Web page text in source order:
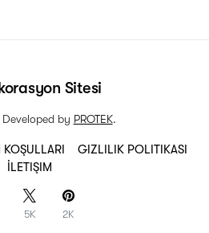
GIZLILIK POLITIKASI
İLETIŞIM
5K 2K
Sitesi
Developed by PROTEK.